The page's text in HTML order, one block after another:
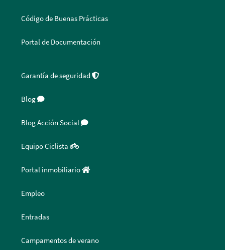
Código de Buenas Prácticas
Portal de Documentación
Garantía de seguridad
Blog
Blog Acción Social
Equipo Ciclista
Portal inmobiliario
Empleo
Entradas
Campamentos de verano